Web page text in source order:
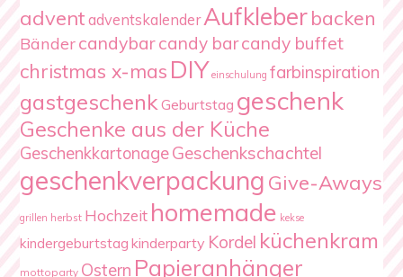
advent adventskalenderAufkleberbacken
Bändercandybarcandy barcandy buffet
christmas x-mas DIY einschulung farbinspiration
gastgeschenkGeburtstag geschenk
Geschenke aus der Küche
GeschenkkartonageGeschenkschachtel
geschenkverpackung Give-Aways
grillen herbst Hochzeit homemade kekse
kindergeburtstag kinderparty Kordel küchenkram
mottoparty Ostern Papieranhänger